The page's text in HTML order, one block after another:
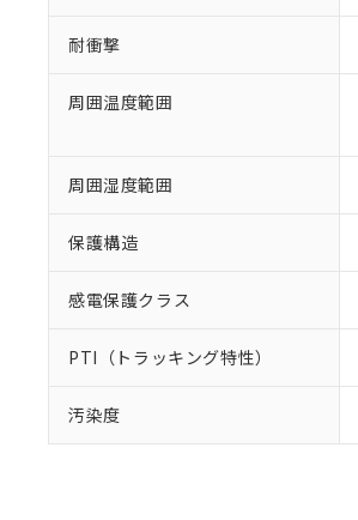
耐衝撃
周囲温度範囲
周囲湿度範囲
保護構造
感電保護クラス
PTI（トラッキング特性）
汚染度